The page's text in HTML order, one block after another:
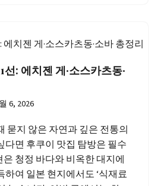
선: 에치젠 게·소스카츠동·
6, 2026
묻지 않은 자연과 깊은 전통의
다면 후쿠이 맛집 탐방은 필수
청정 바다와 비옥한 대지에
여 일본 현지에서도 ‘식재료